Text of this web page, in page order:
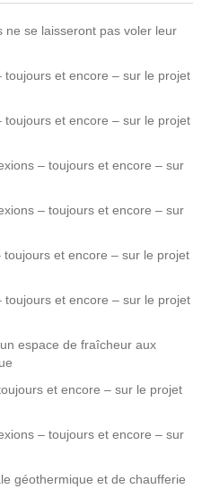
ne se laisseront pas voler leur
toujours et encore – sur le projet
toujours et encore – sur le projet
– toujours et encore – sur
– toujours et encore – sur
toujours et encore – sur le projet
toujours et encore – sur le projet
espace de fraîcheur aux
et encore – sur le projet
– toujours et encore – sur
géothermique et de chaufferie